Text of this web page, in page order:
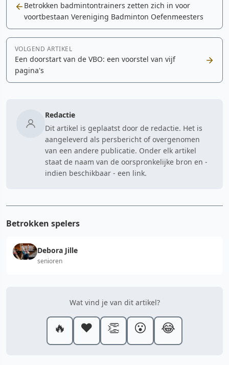
Betrokken badmintontrainers zetten zich in voor
voortbestaan Vereniging Badminton Oefenmeesters
VOLGEND ARTIKEL
Een doorstart van de VBO: een voorstel van vijf
pagina's
Redactie
Dit artikel is geplaatst door de redactie. Het is
aangeleverd als persbericht of overgenomen
van een andere publicatie. Onder elk artikel
staat de naam van de oorspronkelijke bron en -
indien beschikbaar - een link.
Betrokken spelers
Debora Jille
senioren
Wat vind je van dit artikel?
🔥 ❤️ 👏 😮 😂